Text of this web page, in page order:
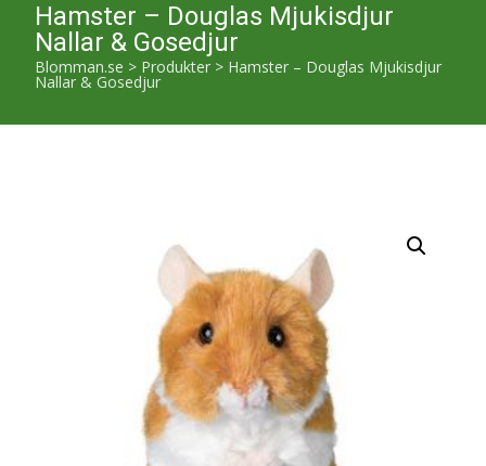
Hamster – Douglas Mjukisdjur
Nallar & Gosedjur
Blomman.se > Produkter > Hamster – Douglas Mjukisdjur
Nallar & Gosedjur